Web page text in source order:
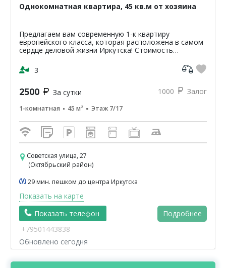
Однокомнатная квартира, 45 кв.м от хозяина
Предлагаем вам современную 1-к квартиру
европейского класса, которая расположена в самом
сердце деловой жизни Иркутска! Стоимость
от сроков и перио...
3
2500 За сутки 1000 Залог
1-комнатная 45 м² Этаж 7/17
Советская улица, 27
(Октябрьский район)
29 мин. пешком до центра Иркутска
Показать на карте
Показать телефон
Подробнее
+79501443838
Обновлено сегодня